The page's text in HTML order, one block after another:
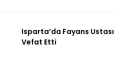
Isparta’da Fayans Ustası
Vefat Etti